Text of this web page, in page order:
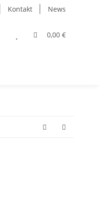
Kontakt News
0,00 €